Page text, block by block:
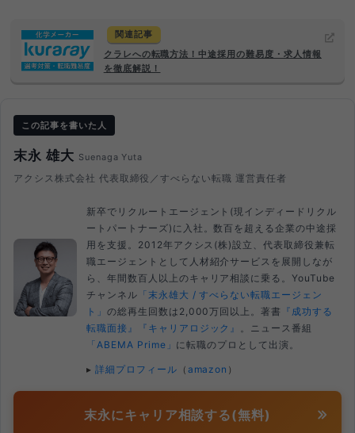
関連記事
クラレへの転職方法！中途採用の難易度・求人情報
を徹底解説！
この記事を書いた人
末永 雄大 Suenaga Yuta
アクシス株式会社 代表取締役／すべらない転職 運営責任者
新卒でリクルートエージェント(現インディードリクル
ートパートナーズ)に入社。数百を超える企業の中途採
用を支援。2012年アクシス(株)設立、代表取締役兼転
職エージェントとして人材紹介サービスを展開しなが
ら、年間数百人以上のキャリア相談に乗る。YouTube
チャンネル 「末永雄大 / すべらない転職エージェン
ト」 の総再生回数は2,000万回以上。著書 『成功する
転職面接』
『キャリアロジック』
。ニュース番組
「ABEMA Prime」 に転職のプロとして出演。
▸ 詳細プロフィール （ amazon ）
末永にキャリア相談する(無料)